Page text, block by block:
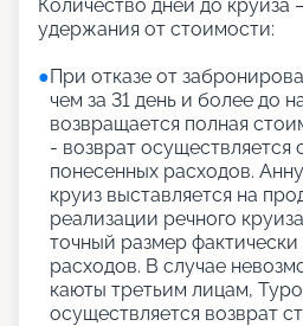
Количество дней до круиза
удержания от стоимости:
●При отказе от
чем за 31 день и более до
возвращается полная
- возврат осуществляется
понесенных расходов.
круиз выставляется на
реализации речного
точный размер
расходов. В случае
каюты третьим лицам,
осуществляется возврат